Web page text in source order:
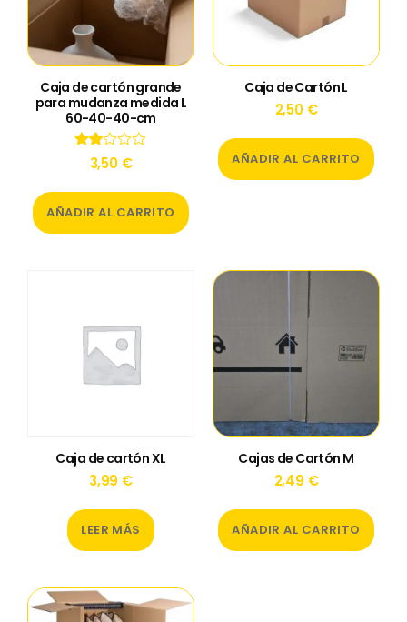
Caja de cartón grande
para mudanza medida L
60-40-40-cm
Valor
ado
de 5
3,50 €
AÑADIR AL CARRITO
Caja de Cartón L
2,50 €
AÑADIR AL CARRITO
Caja de cartón XL
3,99 €
LEER MÁS
Cajas de Cartón M
2,49 €
AÑADIR AL CARRITO